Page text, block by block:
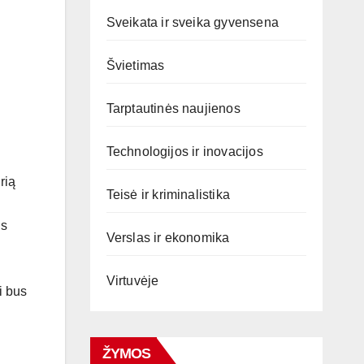
bus
Sveikata ir sveika gyvensena
Švietimas
Tarptautinės naujienos
Technologijos ir inovacijos
Teisė ir kriminalistika
Verslas ir ekonomika
Virtuvėje
ŽYMOS